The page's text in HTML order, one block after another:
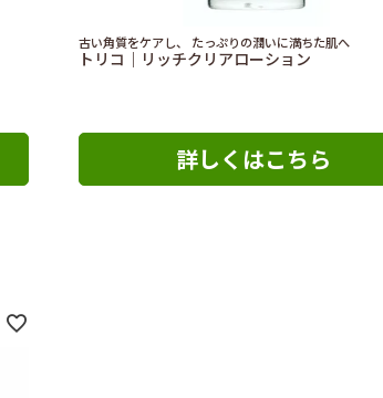
古い角質をケアし、 たっぷりの潤いに満ちた肌へ
トリコ｜リッチクリアローション
詳しくはこちら